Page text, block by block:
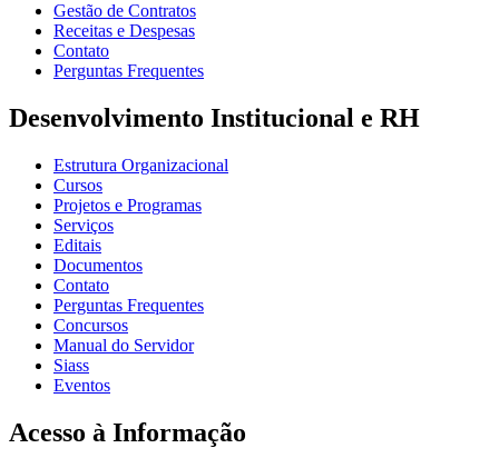
Gestão de Contratos
Receitas e Despesas
Contato
Perguntas Frequentes
Desenvolvimento Institucional e RH
Estrutura Organizacional
Cursos
Projetos e Programas
Serviços
Editais
Documentos
Contato
Perguntas Frequentes
Concursos
Manual do Servidor
Siass
Eventos
Acesso à Informação